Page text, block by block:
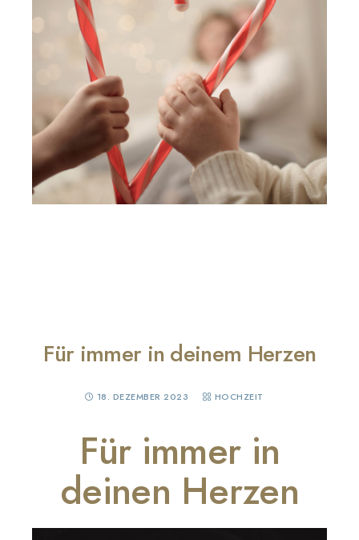
Für immer in deinem Herzen
18. DEZEMBER 2023 HOCHZEIT
Für immer in
deinen Herzen